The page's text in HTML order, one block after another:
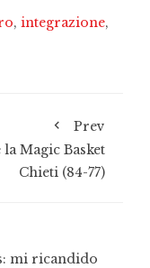
, integrazione,
Prev
la Magic Basket
Chieti (84-77)
mi ricandido